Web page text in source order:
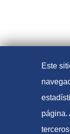
Este
página.